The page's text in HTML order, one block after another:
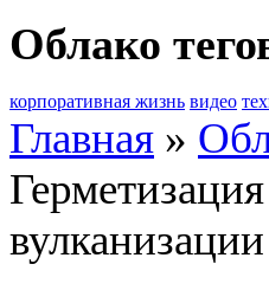
Облако
корпоративная жизнь видео
Главная »
вулканизации